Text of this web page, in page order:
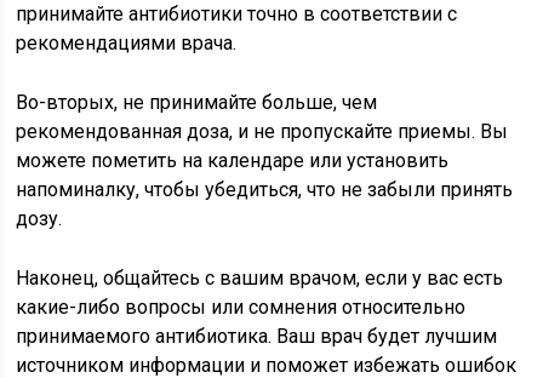
принимайте антибиотики точно в соответствии с
рекомендациями врача.
Во-вторых, не принимайте больше, чем
рекомендованная доза, и не пропускайте приемы. Вы
можете пометить на календаре или установить
напоминалку, чтобы убедиться, что не забыли принять
дозу.
Наконец, общайтесь с вашим врачом, если у вас есть
какие-либо вопросы или сомнения относительно
принимаемого антибиотика. Ваш врач будет лучшим
источником информации и поможет избежать ошибок